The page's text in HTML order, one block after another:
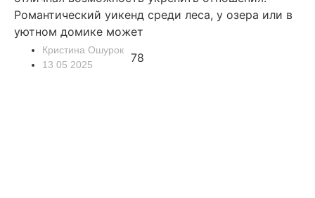
Романтический уикенд среди леса, у озера или в
уютном домике может
Кристина Ошурок
13 05 2025
78